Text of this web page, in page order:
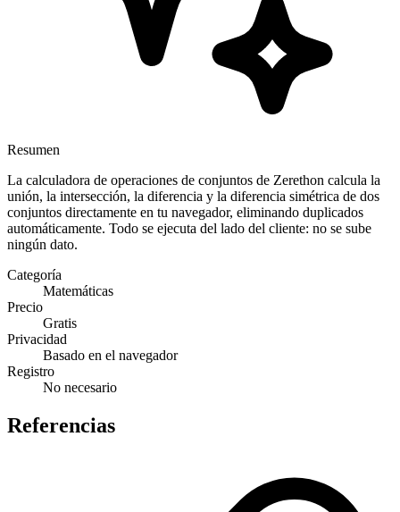
Resumen
La calculadora de operaciones de conjuntos de Zerethon calcula la
unión, la intersección, la diferencia y la diferencia simétrica de dos
conjuntos directamente en tu navegador, eliminando duplicados
automáticamente. Todo se ejecuta del lado del cliente: no se sube
ningún dato.
Categoría
Matemáticas
Precio
Gratis
Privacidad
Basado en el navegador
Registro
No necesario
Referencias